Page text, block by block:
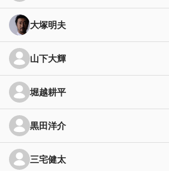
大塚明夫
山下大輝
堀越耕平
黒田洋介
三宅健太